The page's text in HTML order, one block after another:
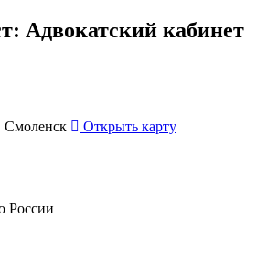
Адвокатский кабинет
Смоленск
Открыть карту
России